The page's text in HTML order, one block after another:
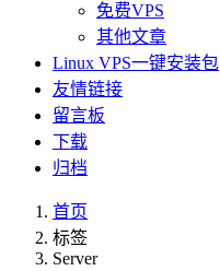
免费VPS
其他文章
Linux VPS一键安装包
友情链接
留言板
下载
归档
首页
标签
Server